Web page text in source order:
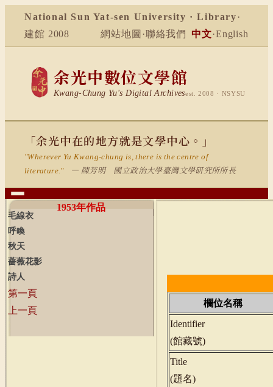
National Sun Yat-sen University · Library ·
建館 2008
網站地圖 ·聯絡我們 中文·English
余光中數位文學館
Kwang-Chung Yu's Digital Archivesest. 2008 · NSYSU
「余光中在的地方就是文學中心。」
"Wherever Yu Kwang-chung is, there is the centre of
literature."
— 陳芳明 國立政治大學臺灣文學研究所所長
1953年作品
毛線衣
呼喚
秋天
薔薇花影
詩人
第一頁
上一頁
欄位名稱
Identifier
(館藏號)
Title
(題名)